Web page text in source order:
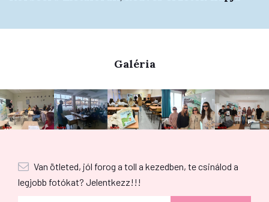
Galéria
Van ötleted, jól forog a toll a kezedben, te csinálod a
legjobb fotókat? Jelentkezz!!!